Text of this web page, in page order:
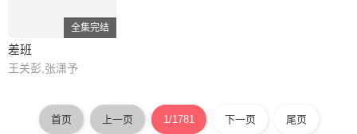
全集完结
差班
王关彭,张潇予
首页 上一页 1/1781 下一页 尾页